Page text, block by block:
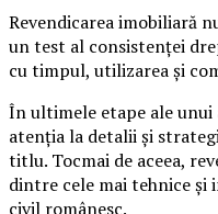
Revendicarea imobiliară
un test al consistenței
cu timpul, utilizarea și
În ultimele etape ale
atenția la detalii și
titlu. Tocmai de aceea,
dintre cele mai tehnice
civil românesc.